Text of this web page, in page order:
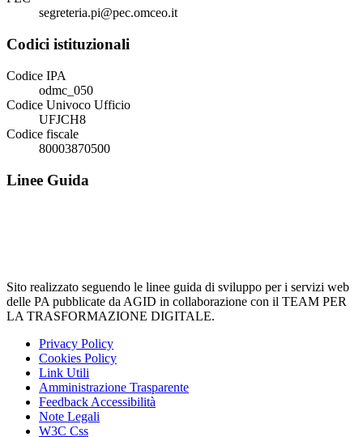
segreteria.pi@pec.omceo.it
Codici istituzionali
Codice IPA
odmc_050
Codice Univoco Ufficio
UFJCH8
Codice fiscale
80003870500
Linee Guida
Sito realizzato seguendo le linee guida di sviluppo per i servizi web
delle PA pubblicate da AGID in collaborazione con il TEAM PER
LA TRASFORMAZIONE DIGITALE.
Privacy Policy
Cookies Policy
Link Utili
Amministrazione Trasparente
Feedback Accessibilità
Note Legali
W3C Css